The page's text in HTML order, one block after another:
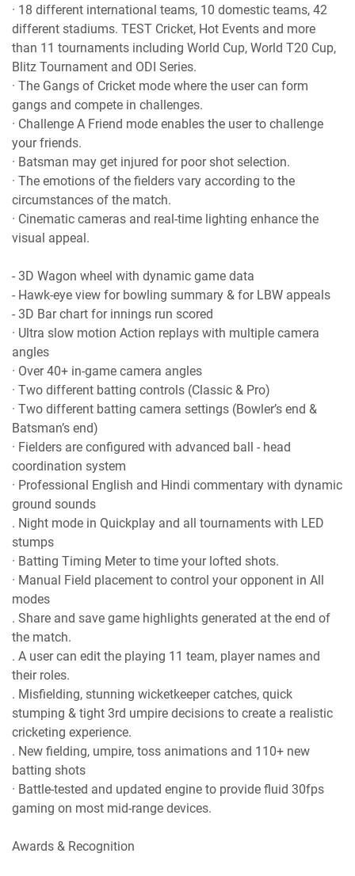
· 18 different international teams, 10 domestic teams, 42
different stadiums. TEST Cricket, Hot Events and more
than 11 tournaments including World Cup, World T20 Cup,
Blitz Tournament and ODI Series.
· The Gangs of Cricket mode where the user can form
gangs and compete in challenges.
· Challenge A Friend mode enables the user to challenge
your friends.
· Batsman may get injured for poor shot selection.
· The emotions of the fielders vary according to the
circumstances of the match.
· Cinematic cameras and real-time lighting enhance the
visual appeal.
- 3D Wagon wheel with dynamic game data
- Hawk-eye view for bowling summary & for LBW appeals
- 3D Bar chart for innings run scored
· Ultra slow motion Action replays with multiple camera
angles
· Over 40+ in-game camera angles
· Two different batting controls (Classic & Pro)
· Two different batting camera settings (Bowler’s end &
Batsman’s end)
· Fielders are configured with advanced ball - head
coordination system
· Professional English and Hindi commentary with dynamic
ground sounds
. Night mode in Quickplay and all tournaments with LED
stumps
· Batting Timing Meter to time your lofted shots.
· Manual Field placement to control your opponent in All
modes
. Share and save game highlights generated at the end of
the match.
. A user can edit the playing 11 team, player names and
their roles.
. Misfielding, stunning wicketkeeper catches, quick
stumping & tight 3rd umpire decisions to create a realistic
cricketing experience.
. New fielding, umpire, toss animations and 110+ new
batting shots
· Battle-tested and updated engine to provide fluid 30fps
gaming on most mid-range devices.
Awards & Recognition